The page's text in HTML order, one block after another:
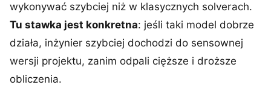
wykonywać szybciej niż w klasycznych solverach.
Tu stawka jest konkretna: jeśli taki model dobrze
działa, inżynier szybciej dochodzi do sensownej
wersji projektu, zanim odpali cięższe i droższe
obliczenia.